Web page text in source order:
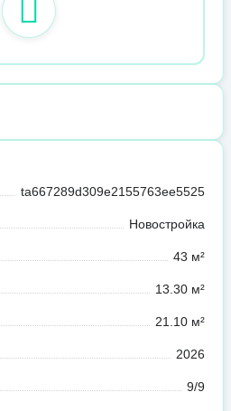
ta667289d309e2155763ee5525
Новостройка
43 м²
13.30 м²
21.10 м²
2026
9/9